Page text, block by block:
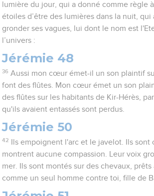
lumière du jour, qui a donné comme règle
étoiles d’être des lumières dans la nuit,
gronder ses vagues, lui dont le nom est
l’univers :
Jérémie 48
36 Aussi mon cœur émet-il un son plaintif
font des flûtes. Mon cœur émet un son
des flûtes sur les habitants de Kir-Hérès,
qu'ils avaient entassés sont perdus.
Jérémie 50
42
Ils empoignent l'arc et le javelot. Ils sont
montrent aucune compassion. Leur voix
mer. Ils sont montés sur des chevaux,
comme un seul homme contre toi, fille de